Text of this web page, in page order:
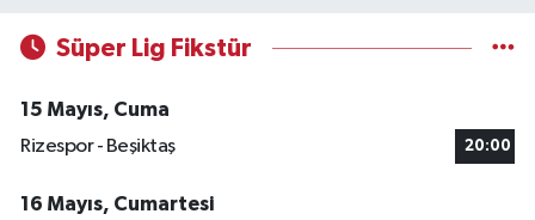
Süper Lig Fikstür
15 Mayıs, Cuma
Rizespor - Beşiktaş
20:00
16 Mayıs, Cumartesi